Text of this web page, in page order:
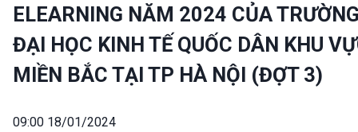
ELEARNING NĂM 2024 CỦA
ĐẠI HỌC KINH TẾ QUỐC DÂN KHU
MIỀN BẮC TẠI TP HÀ NỘI (ĐỢT 3)
09:00 18/01/2024